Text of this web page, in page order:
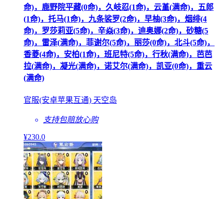
命)，鹿野院平藏(0命)，久岐忍(1命)，云堇(满命)，五郎
(1命)，托马(1命)，九条裟罗(2命)，早柚(3命)，烟绯(4
命)，罗莎莉亚(5命)，辛焱(3命)，迪奥娜(2命)，砂糖(5
命)，雷泽(满命)，菲谢尔(5命)，丽莎(0命)，北斗(5命)，
香菱(4命)，安柏(1命)，班尼特(5命)，行秋(满命)，芭芭
拉(满命)，凝光(满命)，诺艾尔(满命)，凯亚(0命)，重云
(满命)
官服(安卓苹果互通) 天空岛
支持包赔放心购
¥230.0